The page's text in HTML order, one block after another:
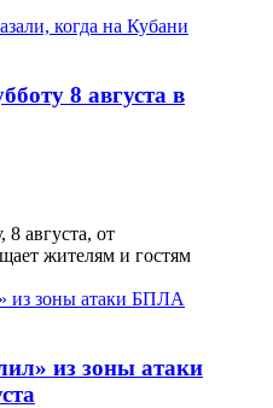
8 августа в
августа, от
жителям и гостям
из зоны атаки